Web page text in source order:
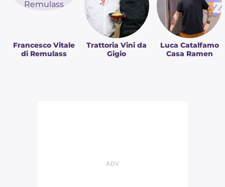
Francesco Vitale
di Remulass
Trattoria Vini da
Gigio
Luca Catalfamo
Casa Ramen